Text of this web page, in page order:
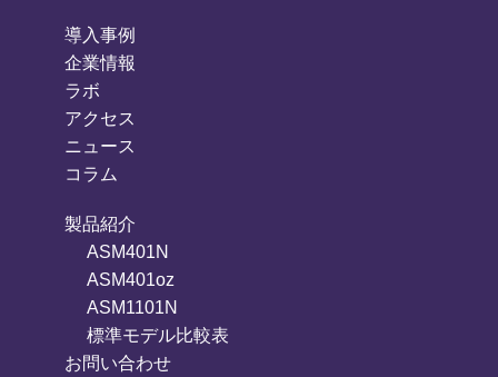
導入事例
企業情報
ラボ
アクセス
ニュース
コラム
製品紹介
ASM401N
ASM401oz
ASM1101N
標準モデル比較表
お問い合わせ